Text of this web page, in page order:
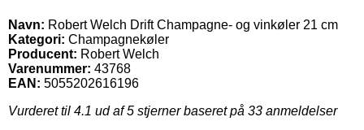
Navn: Robert Welch Drift Champagne- og vinkøler 21 cm
Kategori: Champagnekøler
Producent: Robert Welch
Varenummer: 43768
EAN: 5055202616196
Vurderet til 4.1 ud af 5 stjerner baseret på 33 anmeldelser